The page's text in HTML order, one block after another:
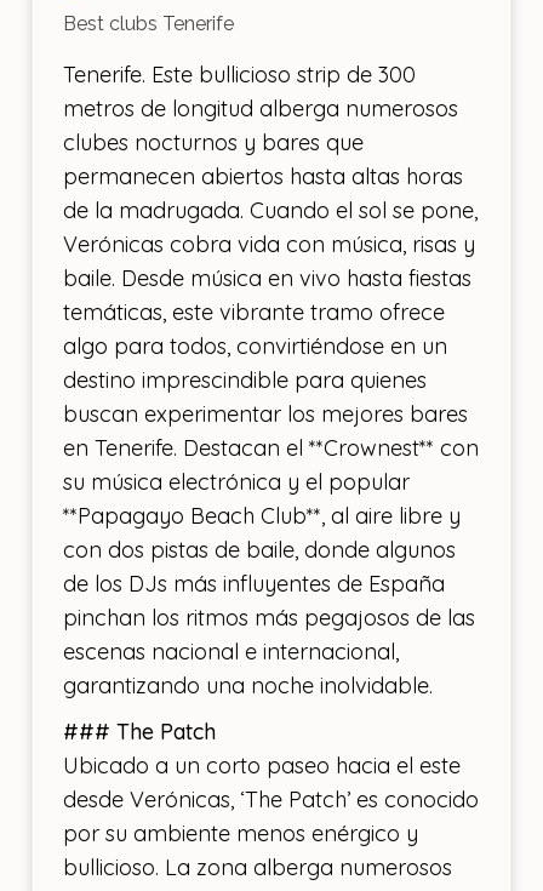
Tenerife. Este bullicioso strip de 300
metros de longitud alberga numerosos
clubes nocturnos y bares que
permanecen abiertos hasta altas horas
de la madrugada. Cuando el sol se pone,
Verónicas cobra vida con música, risas y
baile. Desde música en vivo hasta fiestas
temáticas, este vibrante tramo ofrece
algo para todos, convirtiéndose en un
destino imprescindible para quienes
buscan experimentar los mejores bares
en Tenerife. Destacan el **Crownest** con
su música electrónica y el popular
**Papagayo Beach Club**, al aire libre y
con dos pistas de baile, donde algunos
de los DJs más influyentes de España
pinchan los ritmos más pegajosos de las
escenas nacional e internacional,
garantizando una noche inolvidable.
### The Patch
Ubicado a un corto paseo hacia el este
desde Verónicas, ‘The Patch’ es conocido
por su ambiente menos enérgico y
bullicioso. La zona alberga numerosos